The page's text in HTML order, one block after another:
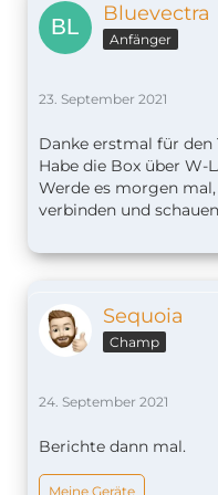
Bluevectra
Anfänger
23. September 2021
Danke erstmal für den
Habe die Box über W-
Werde es morgen
verbinden und
Sequoia
Champ
24. September 2021
Berichte dann mal.
Meine Geräte